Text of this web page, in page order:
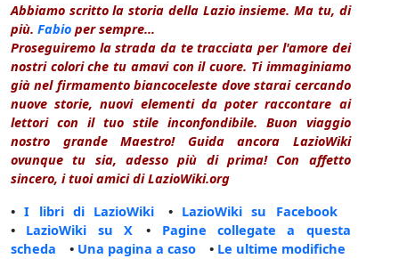
Abbiamo scritto la storia della Lazio insieme. Ma tu, di
più. Fabio per sempre...
Proseguiremo la strada da te tracciata per l'amore dei
nostri colori che tu amavi con il cuore. Ti immaginiamo
già nel firmamento biancoceleste dove starai cercando
nuove storie, nuovi elementi da poter raccontare ai
lettori con il tuo stile inconfondibile. Buon viaggio
nostro grande Maestro! Guida ancora LazioWiki
ovunque tu sia, adesso più di prima! Con affetto
sincero, i tuoi amici di LazioWiki.org
•I libri di LazioWiki • LazioWiki su Facebook
• LazioWiki su X • Pagine collegate a questa
scheda • Una pagina a caso • Le ultime modifiche